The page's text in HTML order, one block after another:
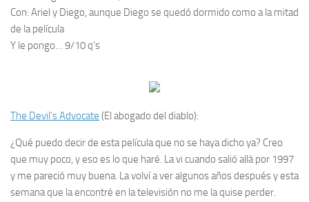
Con: Ariel y Diego, aunque Diego se quedó dormido como a la mitad
de la película
Y le pongo… 9/10 q’s
The Devil’s Advocate (El abogado del diablo):
¿Qué puedo decir de esta película que no se haya dicho ya? Creo
que muy poco, y eso es lo que haré. La vi cuando salió allá por 1997
y me pareció muy buena. La volví a ver algunos años después y esta
semana que la encontré en la televisión no me la quise perder.